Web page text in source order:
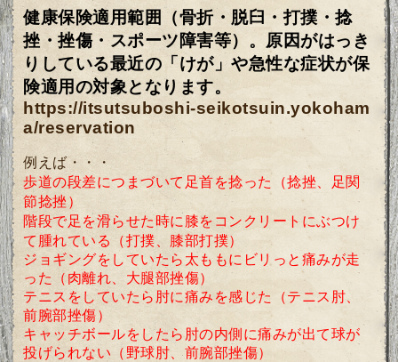
健康保険適用範囲（骨折・脱臼・打撲・捻
挫・挫傷・スポーツ障害等）。 原因がはっき
りしている最近の「けが」や急性な症状が保
険適用の対象 となります。
https://itsutsuboshi-seikotsuin.yokoham
a/reservation
例えば・・・
歩道の段差につまづいて足首を捻った（捻挫、足関
節捻挫）
階段で足を滑らせた時に膝をコンクリートにぶつけ
て腫れている（打撲、膝部打撲）
ジョギングをしていたら太ももにビリっと痛みが走
った（肉離れ、大腿部挫傷）
テニスをしていたら肘に痛みを感じた（テニス肘、
前腕部挫傷）
キャッチボールをしたら肘の内側に痛みが出て球が
投げられない （野球肘、前腕部挫傷）